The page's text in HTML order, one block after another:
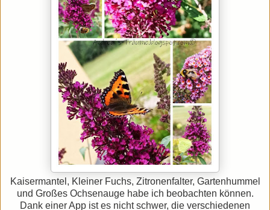
Kaisermantel, Kleiner Fuchs, Zitronenfalter, Gartenhummel
und Großes Ochsenauge habe ich beobachten können.
Dank einer App ist es nicht schwer, die verschiedenen